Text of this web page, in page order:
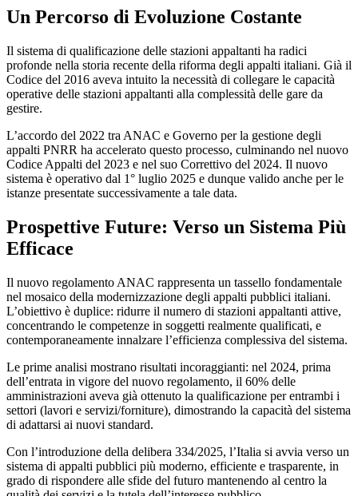
Un Percorso di Evoluzione Costante
Il sistema di qualificazione delle stazioni appaltanti ha radici
profonde nella storia recente della riforma degli appalti italiani. Già il
Codice del 2016 aveva intuito la necessità di collegare le capacità
operative delle stazioni appaltanti alla complessità delle gare da
gestire.
L’accordo del 2022 tra ANAC e Governo per la gestione degli
appalti PNRR ha accelerato questo processo, culminando nel nuovo
Codice Appalti del 2023 e nel suo Correttivo del 2024. Il nuovo
sistema è operativo dal 1° luglio 2025 e dunque valido anche per le
istanze presentate successivamente a tale data.
Prospettive Future: Verso un Sistema Più
Efficace
Il nuovo regolamento ANAC rappresenta un tassello fondamentale
nel mosaico della modernizzazione degli appalti pubblici italiani.
L’obiettivo è duplice: ridurre il numero di stazioni appaltanti attive,
concentrando le competenze in soggetti realmente qualificati, e
contemporaneamente innalzare l’efficienza complessiva del sistema.
Le prime analisi mostrano risultati incoraggianti: nel 2024, prima
dell’entrata in vigore del nuovo regolamento, il 60% delle
amministrazioni aveva già ottenuto la qualificazione per entrambi i
settori (lavori e servizi/forniture), dimostrando la capacità del sistema
di adattarsi ai nuovi standard.
Con l’introduzione della delibera 334/2025, l’Italia si avvia verso un
sistema di appalti pubblici più moderno, efficiente e trasparente, in
grado di rispondere alle sfide del futuro mantenendo al centro la